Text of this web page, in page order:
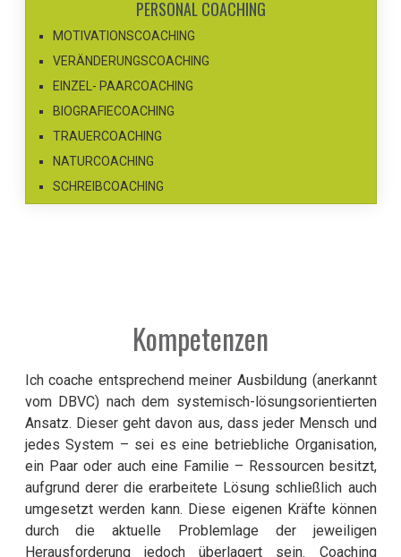
PERSONAL COACHING
MOTIVATIONSCOACHING
VERÄNDERUNGSCOACHING
EINZEL- PAARCOACHING
BIOGRAFIECOACHING
TRAUERCOACHING
NATURCOACHING
SCHREIBCOACHING
Kompetenzen
Ich coache entsprechend meiner Ausbildung (anerkannt
vom DBVC) nach dem systemisch-lösungsorientierten
Ansatz. Dieser geht davon aus, dass jeder Mensch und
jedes System – sei es eine betriebliche Organisation,
ein Paar oder auch eine Familie – Ressourcen besitzt,
aufgrund derer die erarbeitete Lösung schließlich auch
umgesetzt werden kann. Diese eigenen Kräfte können
durch die aktuelle Problemlage der jeweiligen
Herausforderung jedoch überlagert sein. Coaching